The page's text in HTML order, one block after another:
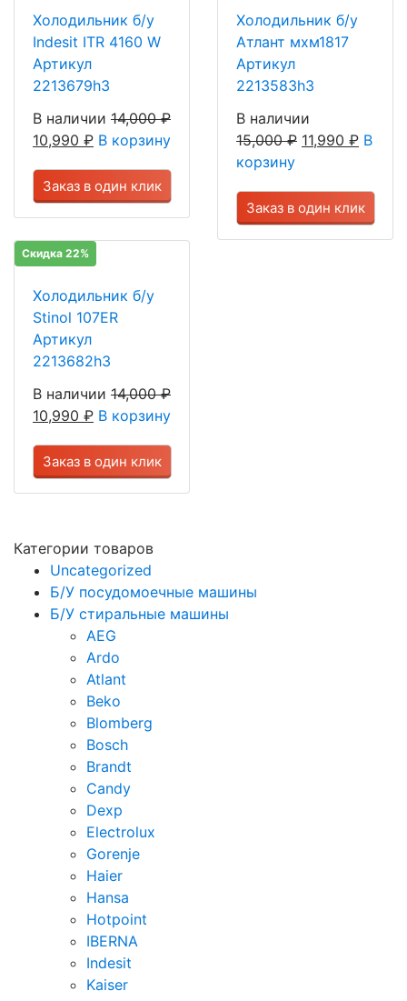
Холодильник б/у
Indesit ITR 4160 W
Артикул
2213679h3
В наличии 14,000₽
10,990 ₽ В корзину
Заказ в один клик
Холодильник б/у
Атлант мхм1817
Артикул
2213583h3
В наличии
15,000₽ 11,990 ₽ В
корзину
Заказ в один клик
Скидка 22%
Холодильник б/у
Stinol 107ER
Артикул
2213682h3
В наличии 14,000₽
10,990 ₽ В корзину
Заказ в один клик
Категории товаров
Uncategorized
Б/У посудомоечные машины
Б/У стиральные машины
AEG
Ardo
Atlant
Beko
Blomberg
Bosch
Brandt
Candy
Dexp
Electrolux
Gorenje
Haier
Hansa
Hotpoint
IBERNA
Indesit
Kaiser